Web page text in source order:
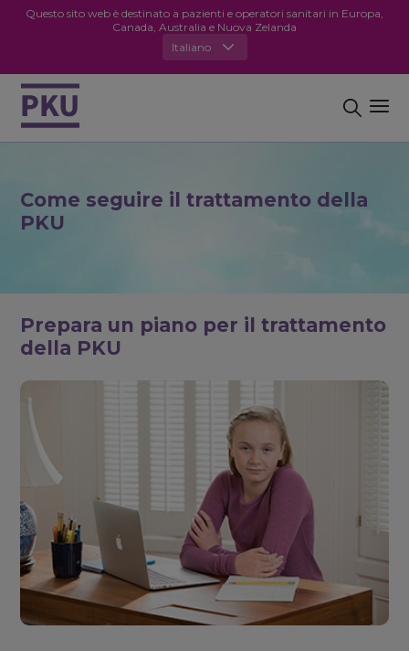
Questo sito web è destinato a pazienti e operatori sanitari in Europa,
Canada, Australia e Nuova Zelanda
Italiano
Come seguire il trattamento della
PKU
Prepara un piano per il trattamento
della PKU